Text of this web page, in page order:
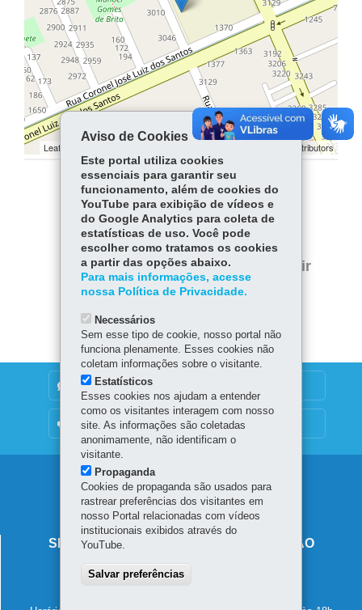
Leaflet | © contributors
COMPARTILHE:
Facebook
Twitter
WhatsApp
Voltar Início
Imprimir
Baixar
DENUNCIE CORRUPÇÃO
OUVIDORIA
Navegação
principal
SECRETARIA DE ESTADO DA EDUCAÇÃO
Av. Presidente Kennedy, 2511 - Guaíra
80610-011 -Curitiba
Aviso de Cookies
Este portal utiliza cookies
essenciais para garantir seu
funcionamento, além de cookies do
YouTube para exibição de vídeos e
do Google Analytics para coleta de
estatísticas de uso. Você pode
escolher como tratamos os cookies
a partir das opções abaixo.
Para mais informações, acesse
nossa Política de Privacidade.
Necessários
Sem esse tipo de cookie, nosso portal não
funciona plenamente. Esses cookies não
coletam informações sobre o visitante.
Estatísticos
Esses cookies nos ajudam a entender
como os visitantes interagem com nosso
site. As informações são coletadas
anonimamente, não identificam o
visitante.
Propaganda
Cookies de propaganda são usados para
rastrear preferências dos visitantes em
nosso Portal relacionadas com vídeos
institucionais exibidos através do
YouTube.
Salvar preferências